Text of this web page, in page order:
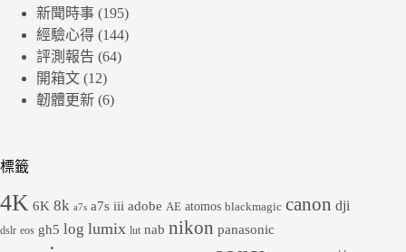
新聞時事 (195)
經驗心得 (144)
評測報告 (64)
開箱文 (12)
韌體更新 (6)
標籤
4K 6K 8k a7s a7s iii adobe AE atomos blackmagic canon dji
dslr eos gh5 log lumix lut nab nikon panasonic